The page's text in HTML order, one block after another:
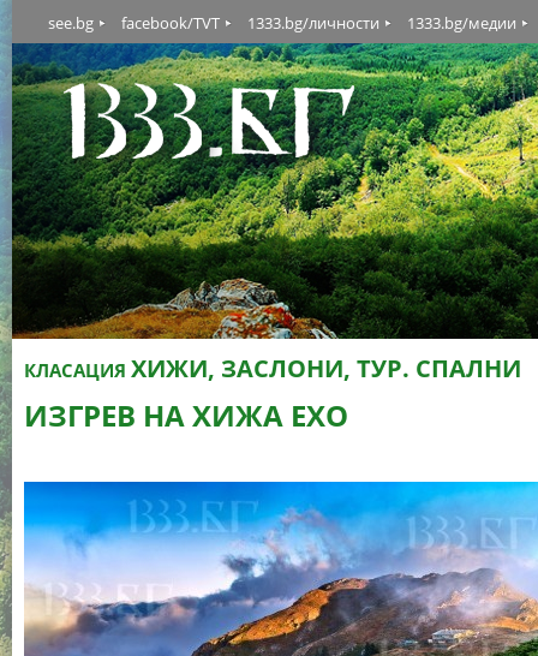
see.bg facebook/TVT 1333.bg/личности 1333.bg/медии
КЛАСАЦИЯ ХИЖИ, ЗАСЛОНИ, ТУР. СПАЛНИ
ИЗГРЕВ НА ХИЖА ЕХО